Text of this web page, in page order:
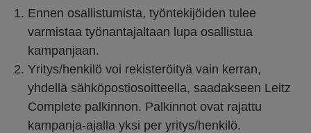
Ennen osallistumista, työntekijöiden tulee
varmistaa työnantajaltaan lupa osallistua
kampanjaan.
Yritys/henkilö voi rekisteröityä vain kerran,
yhdellä sähköpostiosoitteella, saadakseen Leitz
Complete palkinnon. Palkinnot ovat rajattu
kampanja-ajalla yksi per yritys/henkilö.